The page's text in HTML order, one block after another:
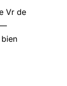
Vr de
—